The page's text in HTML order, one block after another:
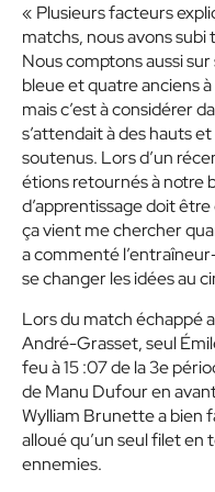
« Plusieurs facteurs
matchs, nous avons
Nous comptons aussi
bleue et quatre anciens à
mais c’est à considérer
s’attendait à des hauts
soutenus. Lors d’un
étions retournés à notre
d’apprentissage doit
ça vient me chercher
a commenté
se changer les idées au
Lors du match échappé
André-Grasset, seul
feu à 15 :07 de la 3e
de Manu Dufour en
Wylliam Brunette a bien
alloué qu’un seul filet
ennemies.